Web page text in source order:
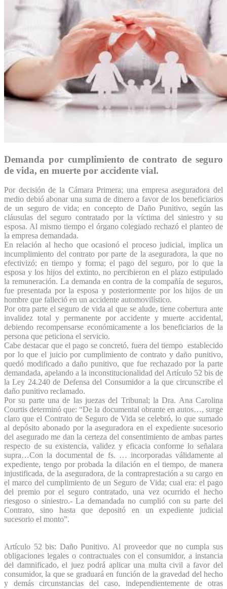
Demanda por cumplimiento de contrato de seguro
de vida, en muerte por accidente vial.
Por decisión de la Cámara Primera; una empresa aseguradora del
medio debió abonar una suma de dinero a favor de los beneficiarios
de un seguro de vida; en concepto de Daño Punitivo, según las
cláusulas del seguro contratado por la víctima del siniestro y su
esposa. Al mismo tiempo el órgano colegiado rechazó el planteo de
la empresa demandada.
En relación al hecho que ocasionó el proceso judicial, implica un
incumplimiento del contrato por parte de la aseguradora, la que no
efectivizó; en tiempo y forma; el pago del seguro, por lo que la
esposa y los hijos del extinto, no percibieron en el plazo estipulado
la remuneración. La demanda en contra de la compañía de seguros,
fue presentada por la esposa y posteriormente por los hijos de un
hombre que falleció en un accidente automovilístico.
Por otra parte el seguro de vida al que se alude, tiene cobertura ante
invalidez total y permanente por accidente y muerte accidental,
debiendo recompensarse económicamente a los beneficiarios de la
persona que peticiona el servicio.
Cabe destacar que el pago se concretó, fuera del tiempo establecido
por lo que el juicio por cumplimiento de contrato y daño punitivo,
quedó modificado a daño punitivo, que fue rechazado por la parte
demandada, apelando a la inconstitucionalidad del Artículo 52 bis de
la Ley 24.240 de Defensa del Consumidor a la que circunscribe el
daño punitivo reclamado.
Por su parte una de las juezas del Tribunal; la Dra. Ana Carolina
Courtis determinó que: “De la documental obrante en autos…, surge
claro que el Contrato de Seguro de Vida se celebró, lo que sumado
al depósito abonado por la aseguradora en el expediente sucesorio
del asegurado me dan la certeza del consentimiento de ambas partes
respecto de su existencia, validez y eficacia conforme lo señalara
supra…Con la documental de fs. … incorporadas válidamente al
expediente, tengo por probada la dilación en el tiempo, de manera
injustificada, de la aseguradora, de la contraprestación a su cargo en
el marco del cumplimiento de un Seguro de Vida; cual era: el pago
del premio por el seguro contratado, una vez ocurrido el hecho
riesgoso o siniestro.- La demandada no cumplió con su parte del
Contrato, sino hasta que depositó en un expediente judicial
sucesorio el monto”.
Artículo 52 bis: Daño Punitivo. Al proveedor que no cumpla sus
obligaciones legales o contractuales con el consumidor, a instancia
del damnificado, el juez podrá aplicar una multa civil a favor del
consumidor, la que se graduará en función de la gravedad del hecho
y demás circunstancias del caso, independientemente de otras